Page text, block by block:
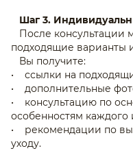
Шаг 3.
После консультации
подходящие варианты
Вы получите:
• ссылки на
• дополнительные
• консультацию по
особенностям каждого
• рекомендации по
уходу.